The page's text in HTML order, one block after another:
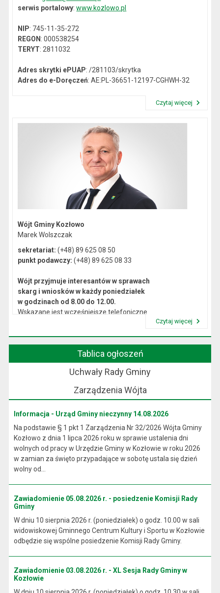
serwis portalowy:www.kozlowo.pl
NIP: 745-11-35-272
REGON: 000538254
TERYT: 2811032
Adres skrytki ePUAP: /281103/skrytka
Adres do e-Doręczeń: AE:PL-36651-12197-CGHWH-32
Czytaj więcej
Wójt Gminy Kozłowo
Marek Wolszczak
sekretariat: (+48) 89 625 08 50
punkt podawczy: (+48) 89 625 08 33
Wójt przyjmuje interesantów w sprawach
skarg i wniosków w każdy poniedziałek
w godzinach od 8.00 do 12.00.
Wskazane jest wcześniejsze telefoniczne
Czytaj więcej
Tablica ogłoszeń
Uchwały Rady Gminy
Zarządzenia Wójta
Informacja - Urząd Gminy nieczynny 14.08.2026
Na podstawie § 1 pkt 1 Zarządzenia Nr 32/2026 Wójta Gminy
Kozłowo z dnia 1 lipca 2026 roku w sprawie ustalenia dni
wolnych od pracy w Urzędzie Gminy w Kozłowie w roku 2026
w zamian za święto przypadające w sobotę ustala się dzień
wolny od...
Zawiadomienie 05.08.2026 r. - posiedzenie Komisji Rady
Gminy
W dniu 10 sierpnia 2026 r. (poniedziałek) o godz. 10.00 w sali
widowiskowej Gminnego Centrum Kultury i Sportu w Kozłowie
odbędzie się wspólne posiedzenie Komisji Rady Gminy.
Zawiadomienie 03.08.2026 r. - XL Sesja Rady Gminy w
Kozłowie